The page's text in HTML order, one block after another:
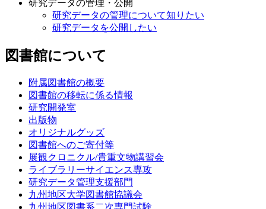
研究データを公開したい
図書館について
附属図書館の概要
研究開発室
出版物
オリジナルグッズ
図書館へのご寄付等
展観クロニクル/貴重文物講習会
ライブラリーサイエンス専攻
研究データ管理支援部門
九州地区大学図書館協議会
九州地区図書系二次専門試験
@QLib_info